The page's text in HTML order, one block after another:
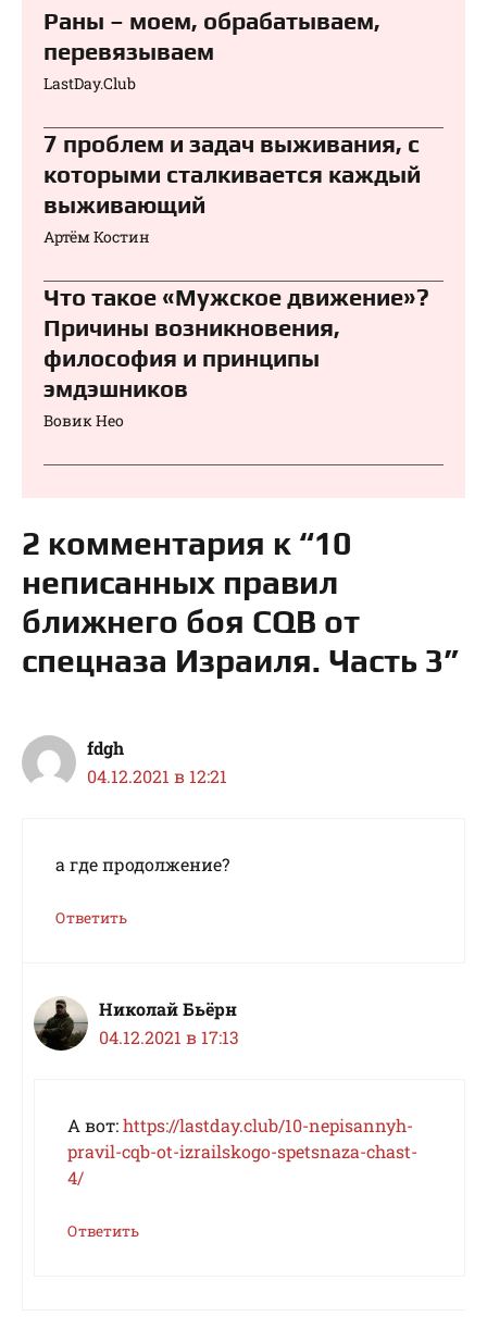
Раны – моем, обрабатываем,
перевязываем⁠⁠
LastDay.Club
7 проблем и задач выживания, с
которыми сталкивается каждый
выживающий
Артём Костин
Что такое «Мужское движение»?
Причины возникновения,
философия и принципы
эмдэшников
Вовик Нео
2 комментария к “10
неписанных правил
ближнего боя CQB от
спецназа Израиля. Часть 3”
fdgh
04.12.2021 в 12:21
а где продолжение?
Ответить
Николай Бьёрн
04.12.2021 в 17:13
А вот:https://lastday.club/10-nepisannyh-
pravil-cqb-ot-izrailskogo-spetsnaza-chast-
4/
Ответить